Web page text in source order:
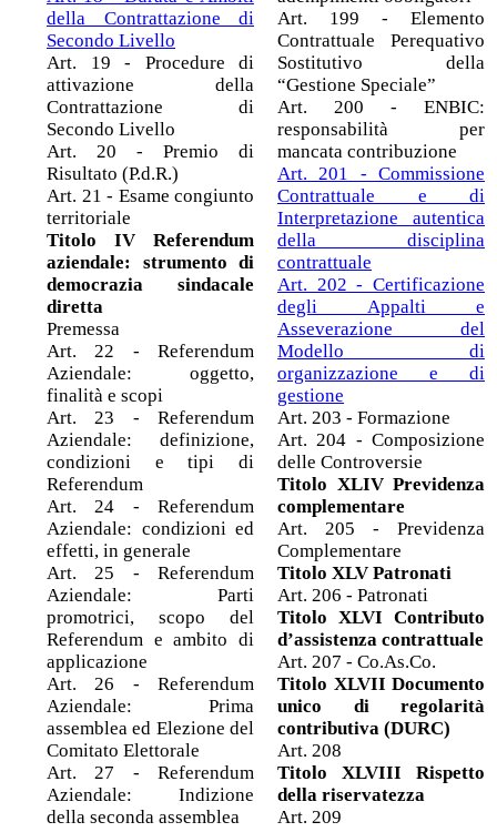
della Contrattazione di
Secondo Livello
Art. 19 - Procedure di
attivazione della
Contrattazione di
Secondo Livello
Art. 20 - Premio di
Risultato (P.d.R.)
Art. 21 - Esame congiunto
territoriale
Titolo IV Referendum
aziendale: strumento di
democrazia sindacale
diretta
Premessa
Art. 22 - Referendum
Aziendale: oggetto,
finalità e scopi
Art. 23 - Referendum
Aziendale: definizione,
condizioni e tipi di
Referendum
Art. 24 - Referendum
Aziendale: condizioni ed
effetti, in generale
Art. 25 - Referendum
Aziendale: Parti
promotrici, scopo del
Referendum e ambito di
applicazione
Art. 26 - Referendum
Aziendale: Prima
assemblea ed Elezione del
Comitato Elettorale
Art. 27 - Referendum
Aziendale: Indizione
della seconda assemblea
Art. 199 - Elemento
Contrattuale Perequativo
Sostitutivo della
“Gestione Speciale”
Art. 200 - ENBIC:
responsabilità per
mancata contribuzione
Art. 201 - Commissione
Contrattuale e di
Interpretazione autentica
della disciplina
contrattuale
Art. 202 - Certificazione
degli Appalti e
Asseverazione del
Modello di
organizzazione e di
gestione
Art. 203 - Formazione
Art. 204 - Composizione
delle Controversie
Titolo XLIV Previdenza
complementare
Art. 205 - Previdenza
Complementare
Titolo XLV Patronati
Art. 206 - Patronati
Titolo XLVI Contributo
d’assistenza contrattuale
Art. 207 - Co.As.Co.
Titolo XLVII Documento
unico di regolarità
contributiva (DURC)
Art. 208
Titolo XLVIII Rispetto
della riservatezza
Art. 209